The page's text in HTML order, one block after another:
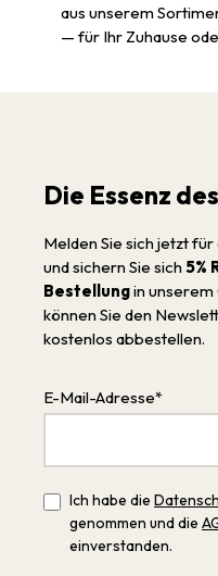
aus unserem
— für Ihr Zuhause
Die Essenz
Melden Sie sich jetzt
und sichern Sie sich 5%
Bestellungin unserem
können Sie den
kostenlos abbestellen.
E-Mail-Adresse*
Ich habe die
genommen und die
einverstanden.